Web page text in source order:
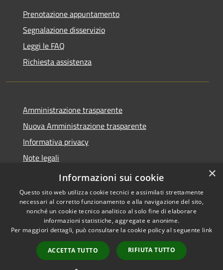
Prenotazione appuntamento
Segnalazione disservizio
Leggi le FAQ
Richiesta assistenza
Amministrazione trasparente
Nuova Amministrazione trasparente
Informativa privacy
Note legali
Dichiarazione di accessibilità
Accessibilità
Copyright © 2026 • Comune di
San Nicola da Crissa • Powered
byMunicipium
Accesso
redazione
×
Informazioni sui cookie
Questo sito web utilizza cookie tecnici e assimilati strettamente
necessari al corretto funzionamento e alla navigazione del sito,
nonché un cookie tecnico analitico al solo fine di elaborare
informazioni statistiche, aggregate e anonime.
Per maggiori dettagli, può consultare la cookie policy al seguente link
ACCETTA TUTTO RIFIUTA TUTTO